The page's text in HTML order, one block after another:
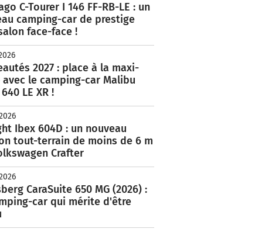
C-Tourer I 146 FF-RB-LE : un
camping-car de prestige
face-face !
2027 : place à la maxi-
le camping-car Malibu
LE XR !
Ibex 604D : un nouveau
tout-terrain de moins de 6 m
Crafter
CaraSuite 650 MG (2026) :
car qui mérite d'être